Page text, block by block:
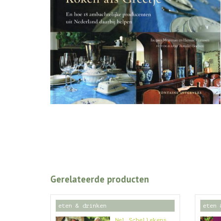
Gerelateerde producten
eten & drinken eten